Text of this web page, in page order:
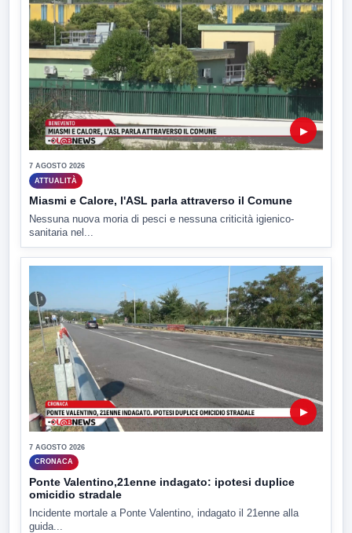
▶
7 AGOSTO 2026
ATTUALITÀ
Miasmi e Calore, l'ASL parla attraverso il Comune
Nessuna nuova moria di pesci e nessuna criticità igienico-
sanitaria nel...
▶
7 AGOSTO 2026
CRONACA
Ponte Valentino,21enne indagato: ipotesi duplice
omicidio stradale
Incidente mortale a Ponte Valentino, indagato il 21enne alla
guida...